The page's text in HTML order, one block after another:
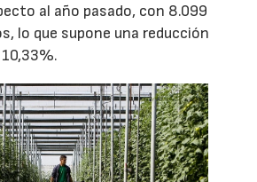
al año pasado, con 8.099
lo que supone una reducción